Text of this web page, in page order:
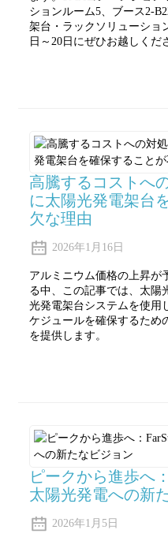
ションルーム5、ブース2-
架台・ラックソリューショ
日～20日にぜひお越しくだ
高騰するコストへ
に太陽光発電架台
欠な理由
2026年1月16日
アルミニウム価格の上昇が
る中、この記事では、太陽
光発電架台システムを使用
ケジュールを確保するため
を提供します。
ピークから進歩へ
太陽光発電への新
2026年1月5日